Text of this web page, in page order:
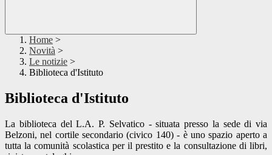
Home >
Novità >
Le notizie >
Biblioteca d'Istituto
Biblioteca d'Istituto
La biblioteca del L.A. P. Selvatico - situata presso la sede di via
Belzoni, nel cortile secondario (civico 140) - è uno spazio aperto a
tutta la comunità scolastica per il prestito e la consultazione di libri,